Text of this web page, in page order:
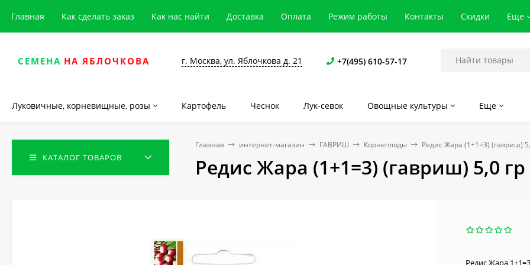
Главная Как сделать заказ Как нас найти Доставка Оплата Режим работы Контакты Скидки Еще
СЕМЕНА НА ЯБЛОЧКОВА г. Москва, ул. Яблочкова д. 21 +7(495) 610-57-17
Луковичные, корневищные, розы Картофель Чеснок Лук-севок Овощные культуры Еще
КАТАЛОГ ТОВАРОВ
Главная интернет-магазин ГАВРИШ Корнеплоды Редис Жара (1+1=3) (гавриш)
Редис Жара (1+1=3) (гавриш) 5,0 гр
Редис Жара 1+1=3